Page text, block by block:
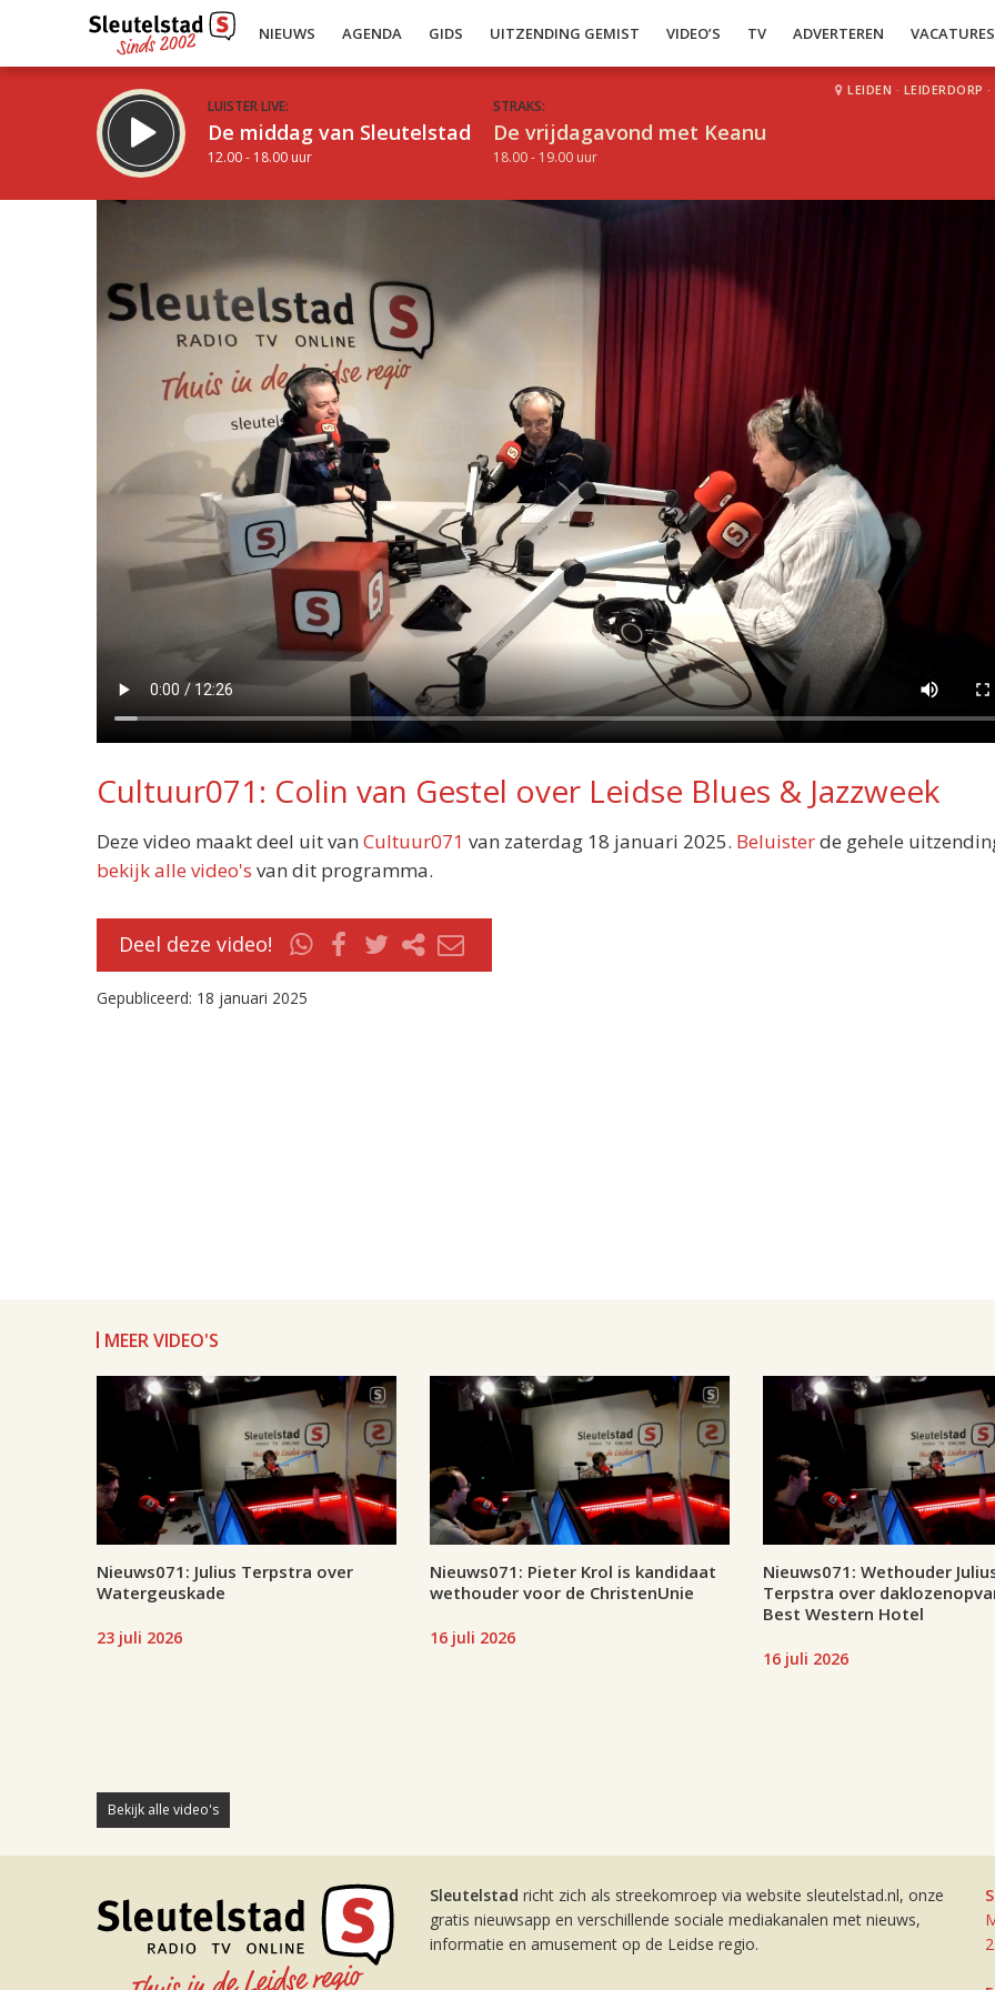
NIEUWS AGENDA GIDS UITZENDING GEMIST VIDEO’S TV ADVERTEREN VACATURES
LUISTER LIVE:
De middag van Sleutelstad
12.00 - 18.00 uur
STRAKS:
De vrijdagavond met Keanu
18.00 - 19.00 uur
LEIDEN · LEIDERDORP ·
Inklappen
Cultuur071: Colin van Gestel over Leidse Blues & Jazzweek
Deze video maakt deel uit van Cultuur071 van zaterdag 18 januari 2025. Beluisterde gehele
bekijk alle video's van dit programma.
Deel deze video!
Gepubliceerd: 18 januari 2025
MEER VIDEO'S
Nieuws071: Julius Terpstra over
Watergeuskade
23 juli 2026
Nieuws071: Pieter Krol is kandidaat
wethouder voor de ChristenUnie
16 juli 2026
Nieuws071: Wethouder
Terpstra over
Best Western Hotel
16 juli 2026
Bekijk alle video's
Sleutelstad richt zich als streekomroep via website sleutelstad.nl, onze
gratis nieuwsapp en verschillende sociale mediakanalen met nieuws,
informatie en amusement op de Leidse regio.